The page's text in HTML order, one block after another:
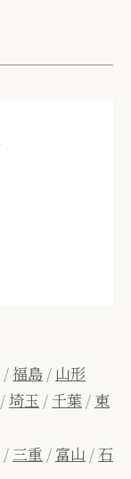
/福島 / 山形
/埼玉 / 千葉 / 東
/ 三重 / 富山 / 石